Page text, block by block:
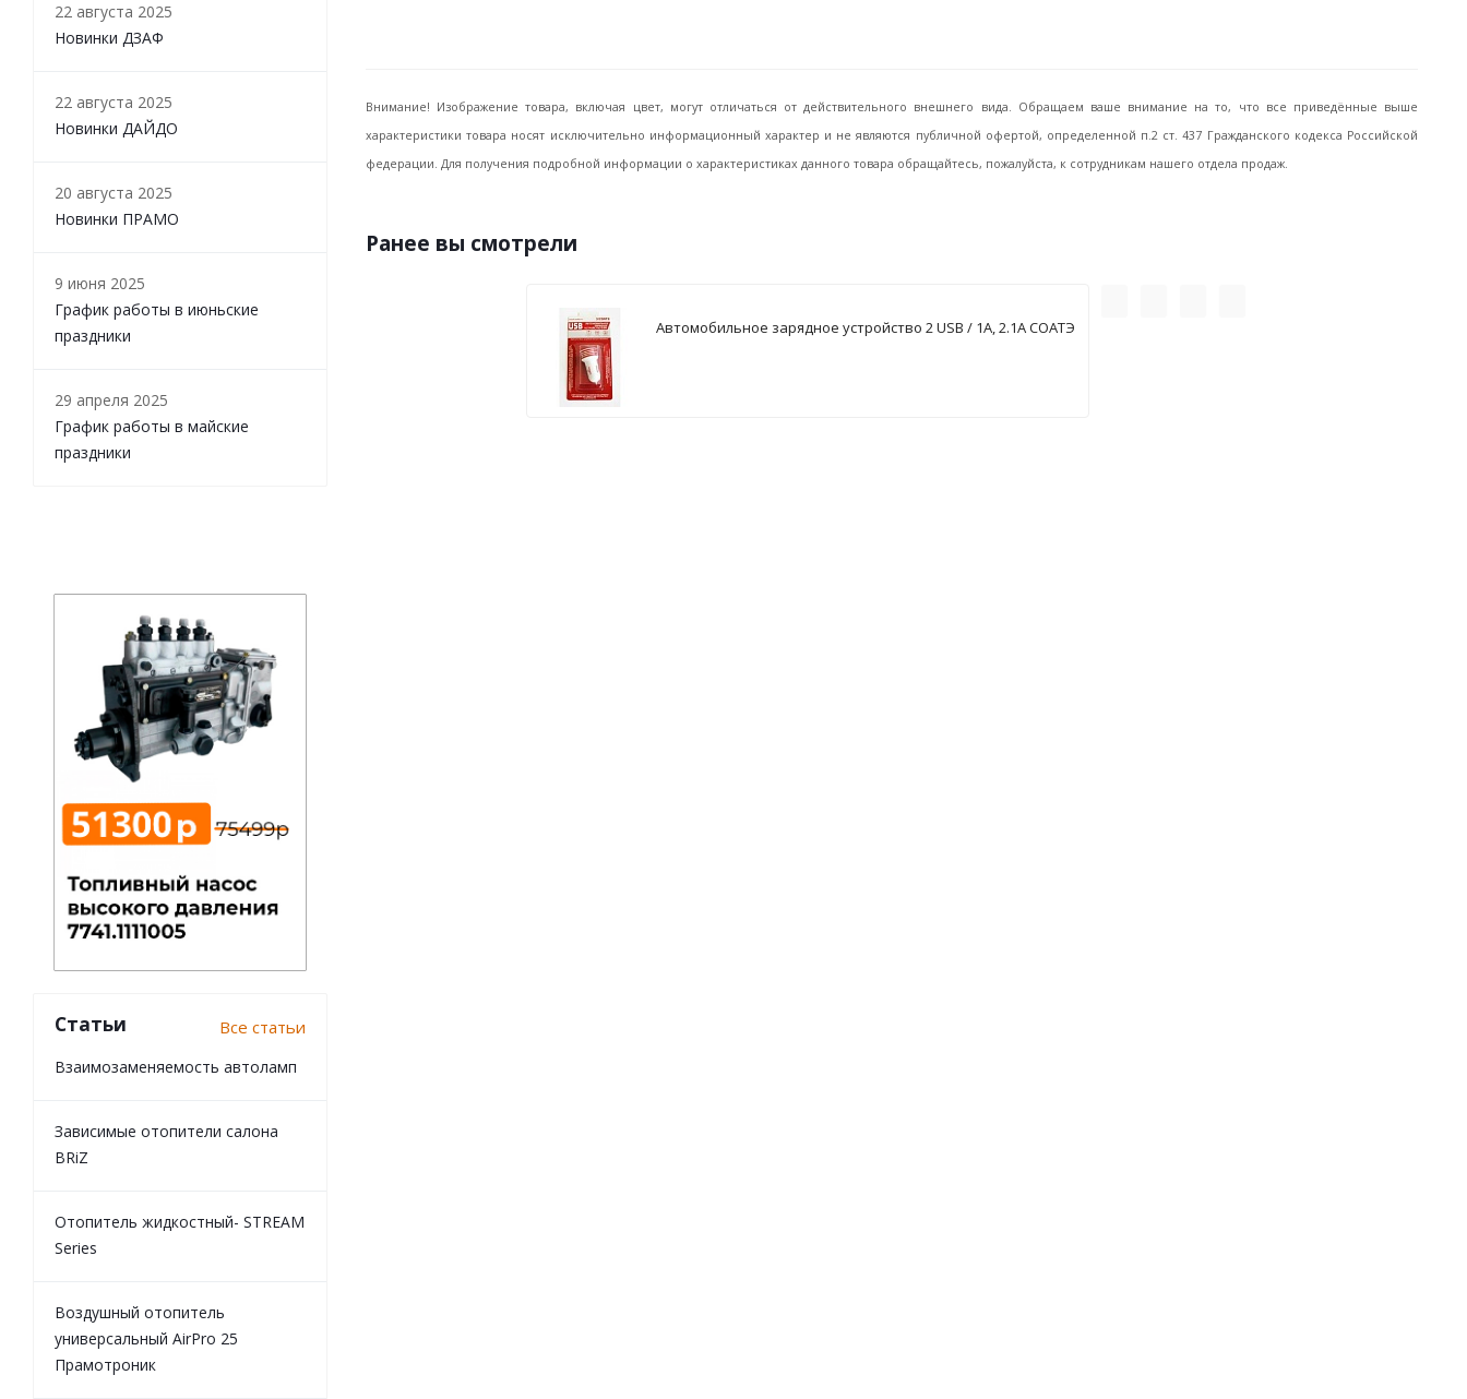
Внимание! Изображение товара, включая цвет, могут отличаться от действительного внешнего вида. Обращаем ваше внимание на то, что все приведённые выше
характеристики товара носят исключительно информационный характер и не являются публичной офертой, определенной п.2 ст. 437 Гражданского кодекса Российской
федерации. Для получения подробной информации о характеристиках данного товара обращайтесь, пожалуйста, к сотрудникам нашего отдела продаж.
Ранее вы смотрели
Автомобильное зарядное устройство 2 USB / 1А, 2.1А СОАТЭ
22 августа 2025
Новинки ДЗАФ
22 августа 2025
Новинки ДАЙДО
20 августа 2025
Новинки ПРАМО
9 июня 2025
График работы в июньские
праздники
29 апреля 2025
График работы в майские
праздники
Статьи Все статьи
Взаимозаменяемость автоламп
Зависимые отопители салона
BRiZ
Отопитель жидкостный- STREAM
Series
Воздушный отопитель
универсальный AirPro 25
Прамотроник